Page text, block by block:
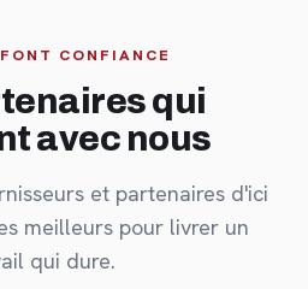
CONFIANCE
qui
avec nous
et partenaires d'ici
meilleurs pour livrer un
qui dure.